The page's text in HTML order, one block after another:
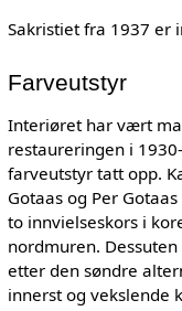
Sakristiet fra 1937 er
Farveutstyr
Interiøret har vært
restaureringen i
farveutstyr tatt opp.
Gotaas og Per
to innvielseskors i
nordmuren.
etter den søndre
innerst og vekslende